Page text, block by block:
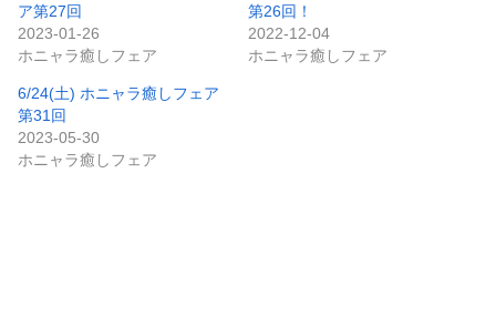
ア第27回
2023-01-26
ホニャラ癒しフェア
第26回！
2022-12-04
ホニャラ癒しフェア
6/24(土) ホニャラ癒しフェア
第31回
2023-05-30
ホニャラ癒しフェア